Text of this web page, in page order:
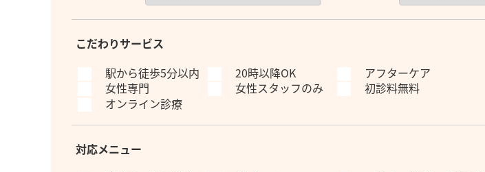
こだわりサービス
駅から徒歩5分以内
20時以降OK
アフターケア
女性専門
女性スタッフのみ
初診料無料
オンライン診療
対応メニュー